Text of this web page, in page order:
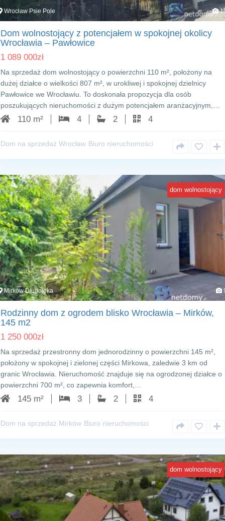
Wrocław Psie Pole
Dom wolnostojący z potencjałem w spokojnej okolicy
Wrocławia – Pawłowice
1 089 000zł
Na sprzedaż dom wolnostojący o powierzchni 110 m², położony na
dużej działce o wielkości 807 m², w urokliwej i spokojnej dzielnicy
Pawłowice we Wrocławiu. To doskonała propozycja dla osób
poszukujących nieruchomości z dużym potencjałem aranżacyjnym,…
110 m² 4 2 4
Dom na sprzedaż Wrocław Biuro nieruchomości
dom wolnostojący
Mirków Długołęka
Rodzinny dom z ogrodem blisko Wrocławia – Mirków,
145 m2
1 250 000zł
Na sprzedaż przestronny dom jednorodzinny o powierzchni 145 m²,
położony w spokojnej i zielonej części Mirkowa, zaledwie 3 km od
granic Wrocławia. Nieruchomość znajduje się na ogrodzonej działce o
powierzchni 700 m², co zapewnia komfort,…
145 m² 3 2 4
Dom na sprzedaż Mirków Biuro nieruchomości
dom wolnostojący